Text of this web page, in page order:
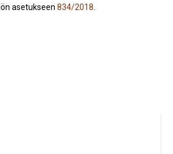
asetukseen 834/2018